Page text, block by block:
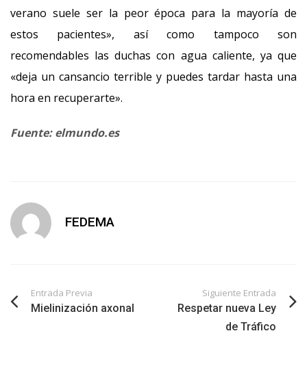
verano suele ser la peor época para la mayoría de
estos pacientes», así como tampoco son
recomendables las duchas con agua caliente, ya que
«deja un cansancio terrible y puedes tardar hasta una
hora en recuperarte».
Fuente: elmundo.es
FEDEMA
Entrada Previa
Mielinización axonal
Siguiente Entrada
Respetar nueva Ley
de Tráfico